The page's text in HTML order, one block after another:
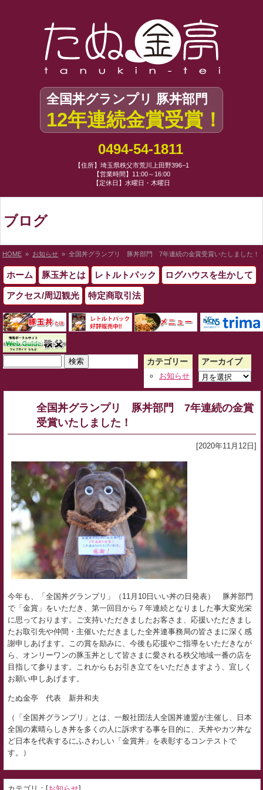
全国丼グランプリ 豚丼部門
12年連続金賞受賞！
0494-54-1811
【住所】埼玉県秩父市荒川上田野396−1
【営業時間】11:00～16:00
【定休日】水曜日・木曜日
ブログ
HOME » お知らせ » 全国丼グランプリ 豚丼部門 7年連続の金賞受賞いたしました！
ホーム 豚玉丼とは レトルトパック ログハウスを生かして
アクセス/周辺観光 特定商取引法
索:
カテゴリー
お知らせ
アーカイブ
ア
イ
全国丼グランプリ 豚丼部門 7年連続の金賞
受賞いたしました！
[2020年11月12日]
今年も、「全国丼グランプリ」（11月10日いい丼の日発表） 豚丼部門
で「金賞」 をいただき、第一回目から７年連続となりました事大変光栄
に思っております。
ご支持いただきましたお客さま、 応援いただきまし
たお取引先や仲間・主催いただきました全丼連事務局の皆さまに深く感
謝申しあげます。この賞を励みに、 今後も応援やご指導をいただきなが
ら、 オンリーワンの豚玉丼として皆さまに愛される秩父地域一番の店を
目指して参ります。これからもお引き立てをいただきますよう、 宜しく
お願い申しあげます。
たぬ金亭 代表 新井和夫
（「全国丼グランプリ」とは、一般社団法人全国丼連盟が主催し、日本
全国の素晴らしき丼を多くの人に訴求する事を目的に、天丼やカツ丼な
ど日本を代表するにふさわしい「金賞丼」を表彰するコンテストで
す。）